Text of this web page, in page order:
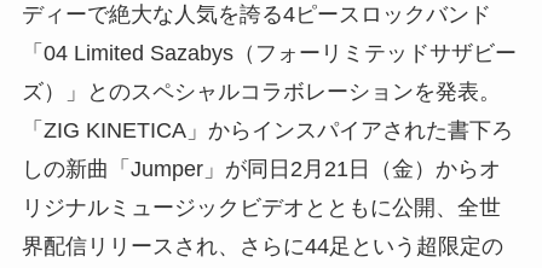
ディーで絶大な人気を誇る4ピースロックバンド
「04 Limited Sazabys（フォーリミテッドサザビー
ズ）」とのスペシャルコラボレーションを発表。
「ZIG KINETICA」からインスパイアされた書下ろ
しの新曲「Jumper」が同日2月21日（金）からオ
リジナルミュージックビデオとともに公開、全世
界配信リリースされ、さらに44足という超限定の